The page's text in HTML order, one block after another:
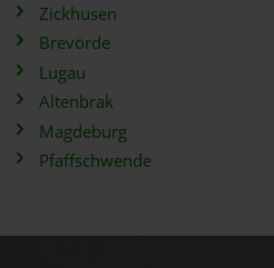
Zickhusen
Brevörde
Lugau
Altenbrak
Magdeburg
Pfaffschwende